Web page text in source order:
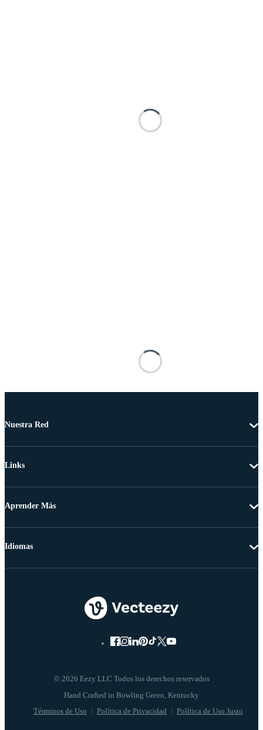
Nuestra Red
Links
Aprender Más
© 2026 Eezy LLC Todos los derechos reservados
Términos de Uso Política de Privacidad Política de Uso Justo
Idiomas